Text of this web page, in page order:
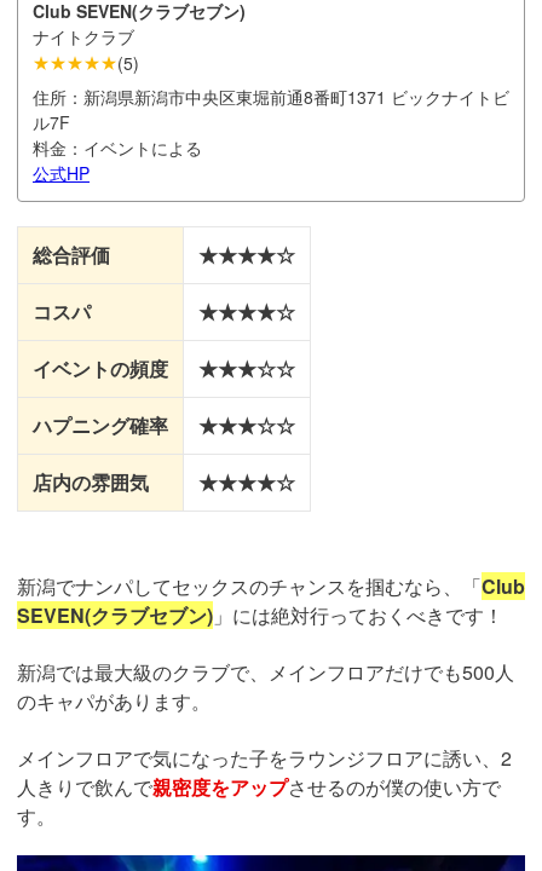
Club SEVEN(クラブセブン)
ナイトクラブ
★★★★★(5)
住所： 新潟県新潟市中央区東堀前通8番町1371 ビックナイトビ
ル7F
料金： イベントによる
公式HP
総合評価 ★★★★☆
コスパ ★★★★☆
イベントの頻度 ★★★☆☆
ハプニング確率 ★★★☆☆
店内の雰囲気 ★★★★☆
新潟でナンパしてセックスのチャンスを掴むなら、「Club
SEVEN(クラブセブン) 」には絶対行っておくべきです！
新潟では最大級のクラブで、メインフロアだけでも500人
のキャパがあります。
メインフロアで気になった子をラウンジフロアに誘い、2
人きりで飲んで親密度をアップさせるのが僕の使い方で
す。